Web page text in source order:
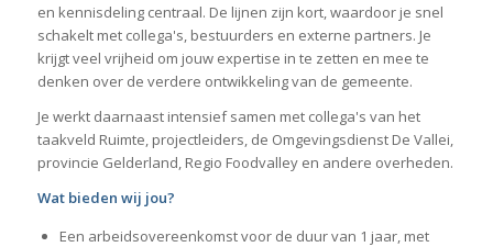
en kennisdeling centraal. De lijnen zijn kort, waardoor je snel
schakelt met collega's, bestuurders en externe partners. Je
krijgt veel vrijheid om jouw expertise in te zetten en mee te
denken over de verdere ontwikkeling van de gemeente.
Je werkt daarnaast intensief samen met collega's van het
taakveld Ruimte, projectleiders, de Omgevingsdienst De Vallei,
provincie Gelderland, Regio Foodvalley en andere overheden.
Wat bieden wij jou?
Een arbeidsovereenkomst voor de duur van 1 jaar, met